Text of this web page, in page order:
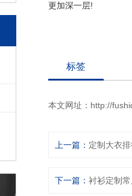
更加深一层!
标签
本文网址： http://
上一篇： 定制大衣排
下一篇： 衬衫定制